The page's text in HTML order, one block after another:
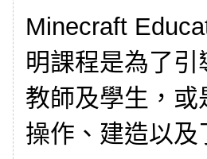
Minecraft
明課程是為了
教師及學生，
操作、建造以